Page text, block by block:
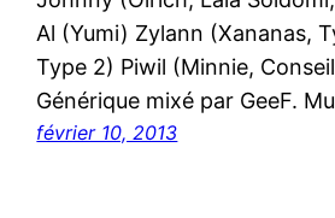
Al (Yumi) Zylann (Xananas,
Type 2) Piwil (Minnie,
Générique mixé par GeeF.
février 10, 2013